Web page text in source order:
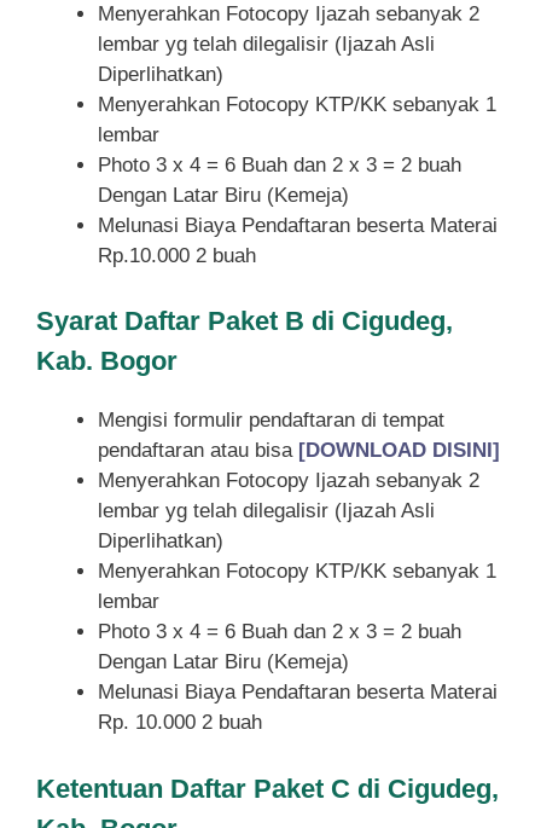
Menyerahkan Fotocopy Ijazah sebanyak 2
lembar yg telah dilegalisir (Ijazah Asli
Diperlihatkan)
Menyerahkan Fotocopy KTP/KK sebanyak 1
lembar
Photo 3 x 4 = 6 Buah dan 2 x 3 = 2 buah
Dengan Latar Biru (Kemeja)
Melunasi Biaya Pendaftaran beserta Materai
Rp.10.000 2 buah
Syarat Daftar Paket B di Cigudeg,
Kab. Bogor
Mengisi formulir pendaftaran di tempat
pendaftaran atau bisa [DOWNLOAD DISINI]
Menyerahkan Fotocopy Ijazah sebanyak 2
lembar yg telah dilegalisir (Ijazah Asli
Diperlihatkan)
Menyerahkan Fotocopy KTP/KK sebanyak 1
lembar
Photo 3 x 4 = 6 Buah dan 2 x 3 = 2 buah
Dengan Latar Biru (Kemeja)
Melunasi Biaya Pendaftaran beserta Materai
Rp. 10.000 2 buah
Ketentuan Daftar Paket C di Cigudeg,